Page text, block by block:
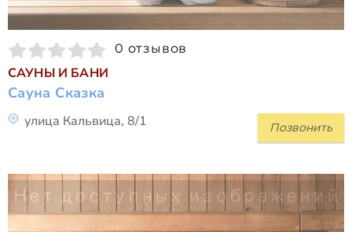
0 отзывов
САУНЫ И БАНИ
Сауна Сказка
Позвонить
улица Кальвица, 8/1